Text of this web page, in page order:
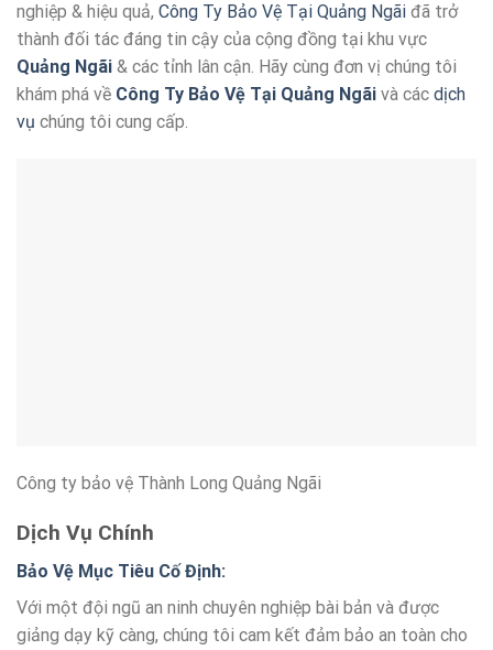
nghiệp & hiệu quả, Công Ty Bảo Vệ Tại Quảng Ngãi đã trở
thành đối tác đáng tin cậy của cộng đồng tại khu vực
Quảng Ngãi & các tỉnh lân cận. Hãy cùng đơn vị chúng tôi
khám phá về Công Ty Bảo Vệ Tại Quảng Ngãi và các dịch
vụ chúng tôi cung cấp.
Công ty bảo vệ Thành Long Quảng Ngãi
Dịch Vụ Chính
Bảo Vệ Mục Tiêu Cố Định:
Với một đội ngũ an ninh chuyên nghiệp bài bản và được
giảng dạy kỹ càng, chúng tôi cam kết đảm bảo an toàn cho